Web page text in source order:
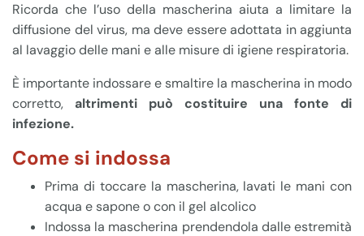
Ricorda che l’uso della mascherina aiuta a limitare la
diffusione del virus, ma deve essere adottata in aggiunta
al lavaggio delle mani e alle misure di igiene respiratoria.
È importante indossare e smaltire la mascherina in modo
corretto,
altrimenti può costituire una fonte di
infezione.
Come si indossa
Prima di toccare la mascherina, lavati le mani con
acqua e sapone o con il gel alcolico
Indossa la mascherina prendendola dalle estremità